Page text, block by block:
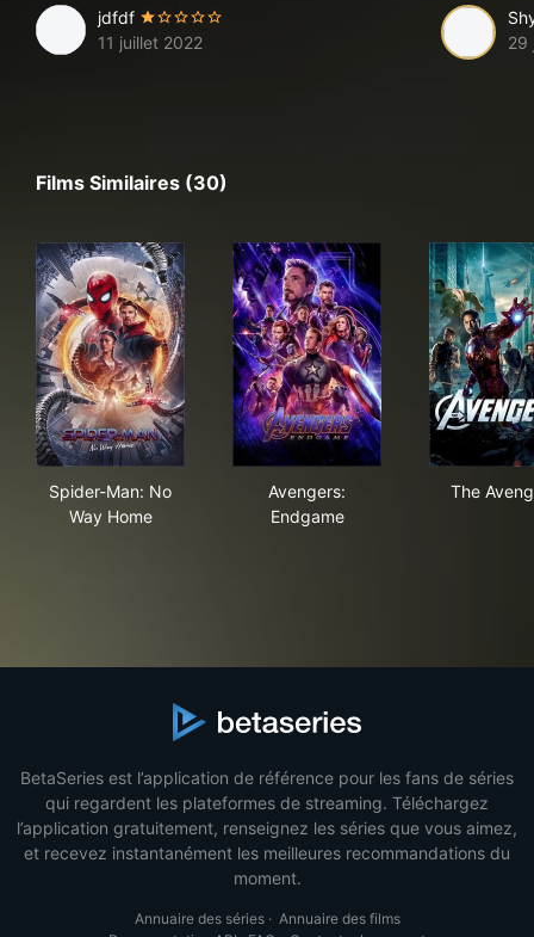
jdfdf
11 juillet 2022
29
Films Similaires (30)
Spider-Man: No
Way Home
Avengers:
Endgame
The
BetaSeries est l’application de référence pour les fans de séries
qui regardent les plateformes de streaming. Téléchargez
l’application gratuitement, renseignez les séries que vous aimez,
et recevez instantanément les meilleures recommandations du
moment.
Annuaire des séries· Annuaire des films